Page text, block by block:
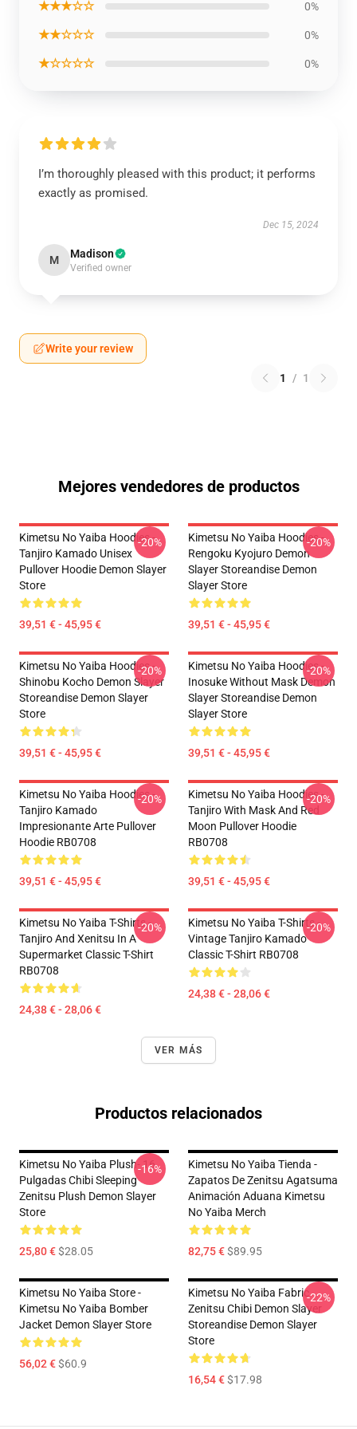
★★★☆☆ 0%
★★☆☆☆ 0%
★☆☆☆☆ 0%
I’m thoroughly pleased with this product; it performs
exactly as promised.
Dec 15, 2024
M Madison
Verified owner
Write your review
1 / 1
Mejores vendedores de productos
Kimetsu No Yaiba Hoodies -
Tanjiro Kamado Unisex
Pullover Hoodie Demon Slayer
Store
39,51 € - 45,95 €
-20%
Kimetsu No Yaiba Hoodies -
Rengoku Kyojuro Demon
Slayer Storeandise Demon
Slayer Store
39,51 € - 45,95 €
-20%
Kimetsu No Yaiba Hoodies -
Shinobu Kocho Demon Slayer
Storeandise Demon Slayer
Store
39,51 € - 45,95 €
-20%
Kimetsu No Yaiba Hoodies -
Inosuke Without Mask Demon
Slayer Storeandise Demon
Slayer Store
39,51 € - 45,95 €
-20%
Kimetsu No Yaiba Hoodies -
Tanjiro Kamado
Impresionante Arte Pullover
Hoodie RB0708
39,51 € - 45,95 €
-20%
Kimetsu No Yaiba Hoodies -
Tanjiro With Mask And Red
Moon Pullover Hoodie
RB0708
39,51 € - 45,95 €
-20%
Kimetsu No Yaiba T-Shirts -
Tanjiro And Xenitsu In A
Supermarket Classic T-Shirt
RB0708
24,38 € - 28,06 €
-20%
Kimetsu No Yaiba T-Shirts -
Vintage Tanjiro Kamado
Classic T-Shirt RB0708
24,38 € - 28,06 €
-20%
VER MÁS
Productos relacionados
Kimetsu No Yaiba Plush- 16
Pulgadas Chibi Sleeping
Zenitsu Plush Demon Slayer
Store
25,80 €$28.05
-16%
Kimetsu No Yaiba Tienda -
Zapatos De Zenitsu Agatsuma
Animación Aduana Kimetsu
No Yaiba Merch
82,75 €$89.95
Kimetsu No Yaiba Store -
Kimetsu No Yaiba Bomber
Jacket Demon Slayer Store
56,02 €$60.9
Kimetsu No Yaiba Fabric
Zenitsu Chibi Demon Slayer
Storeandise Demon Slayer
Store
16,54 €$17.98
-22%